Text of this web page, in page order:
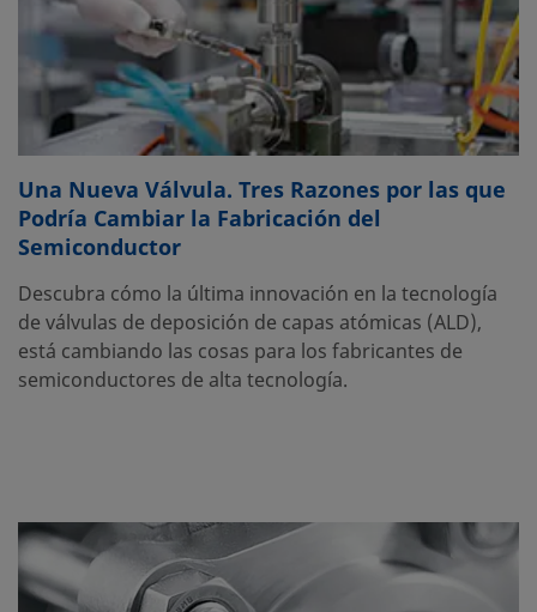
Una Nueva Válvula. Tres Razones por las que
Podría Cambiar la Fabricación del
Semiconductor
Descubra cómo la última innovación en la tecnología
de válvulas de deposición de capas atómicas (ALD),
está cambiando las cosas para los fabricantes de
semiconductores de alta tecnología.